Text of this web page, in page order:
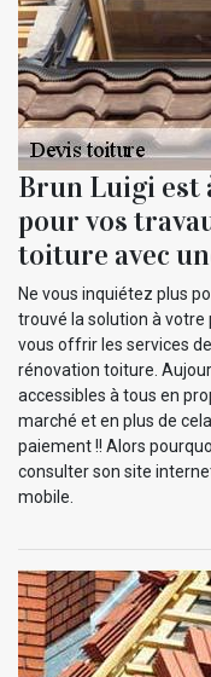
Brun Luigi est
pour vos
toiture avec
Ne vous inquiétez plus
trouvé la solution à votre
vous offrir les services
rénovation toiture.
accessibles à tous en
marché et en plus de
paiement !! Alors
consulter son site
mobile.